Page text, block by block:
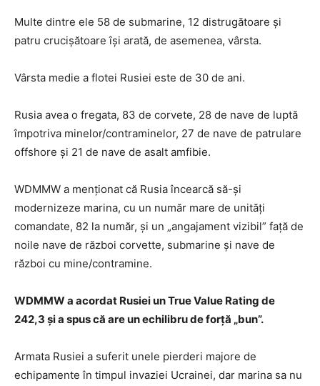
Multe dintre ele 58 de submarine, 12 distrugătoare și
patru crucișătoare își arată, de asemenea, vârsta.
Vârsta medie a flotei Rusiei este de 30 de ani.
Rusia avea o fregata, 83 de corvete, 28 de nave de luptă
împotriva minelor/contraminelor, 27 de nave de patrulare
offshore și 21 de nave de asalt amfibie.
WDMMW a menționat că Rusia încearcă să-și
modernizeze marina, cu un număr mare de unități
comandate, 82 la număr, și un „angajament vizibil” față de
noile nave de război corvette, submarine și nave de
război cu mine/contramine.
WDMMW a acordat Rusiei un True Value Rating de
242,3 și a spus că are un echilibru de forță „bun”.
Armata Rusiei a suferit unele pierderi majore de
echipamente în timpul invaziei Ucrainei, dar marina sa nu